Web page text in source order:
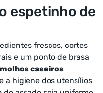
espetinho de
frescos, cortes
e um ponto de brasa
caseiros
a higiene dos utensílios